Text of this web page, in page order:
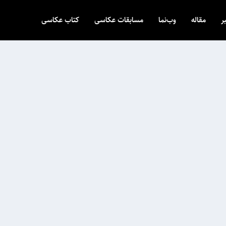
مقاله وب‌نما مسابقات عکاسی کتاب عکاسی